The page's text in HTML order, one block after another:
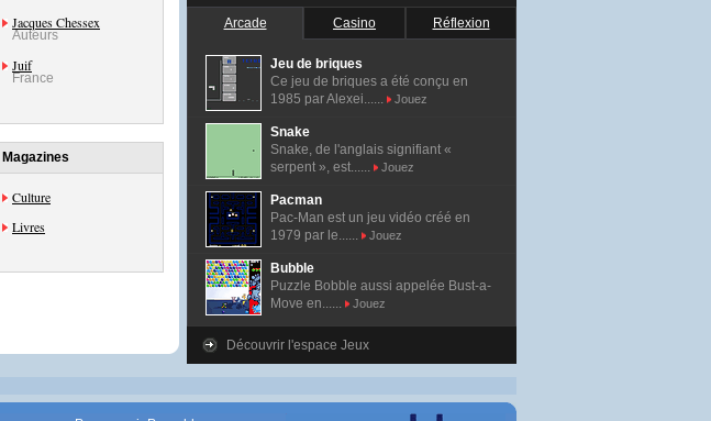
Jacques Chessex
Auteurs
Juif
France
Magazines
Culture
Livres
Arcade Casino Réflexion
Jeu de briques
Ce jeu de briques a été conçu en
1985 par Alexei......
Jouez
Snake
Snake, de l'anglais signifiant «
serpent », est......
Jouez
Pacman
Pac-Man est un jeu vidéo créé en
1979 par le......
Jouez
Bubble
Puzzle Bobble aussi appelée Bust-a-
Move en......
Jouez
Découvrir l'espace Jeux